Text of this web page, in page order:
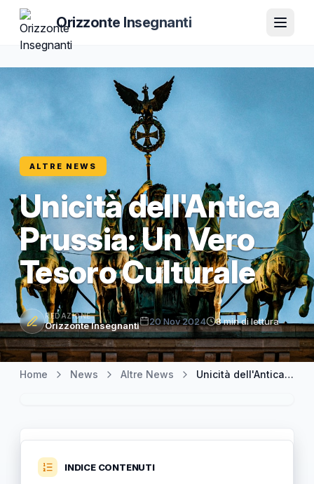
Orizzonte Insegnanti
ALTRE NEWS
Unicità dell'Antica
Prussia: Un Vero
Tesoro Culturale
REDAZIONE
Orizzonte Insegnanti 20 Nov 2024 8 min di lettura
Home News Altre News Unicità dell'Antica Prussia: Un Vero Tesoro Culturale
INDICE CONTENUTI